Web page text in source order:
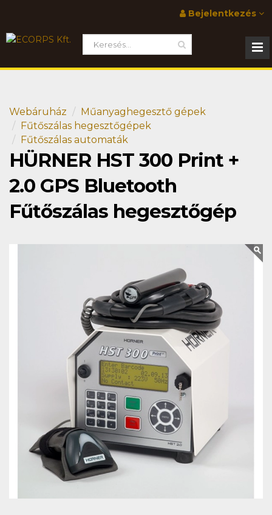
Bejelentkezés
Webáruház
Műanyaghegesztő gépek
Fűtőszálas hegesztőgépek
Fűtőszálas automaták
HÜRNER HST 300 Print +
2.0 GPS Bluetooth
Fűtőszálas hegesztőgép